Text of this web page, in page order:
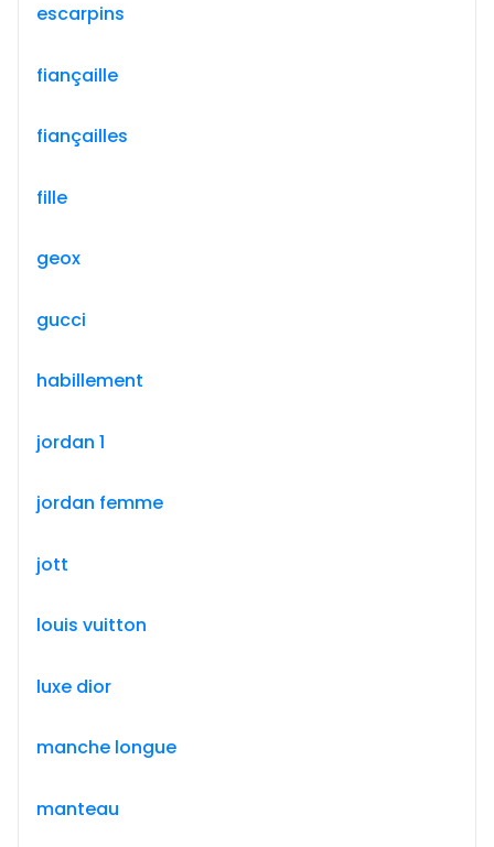
escarpins
fiançaille
fiançailles
fille
geox
gucci
habillement
jordan 1
jordan femme
jott
louis vuitton
luxe dior
manche longue
manteau